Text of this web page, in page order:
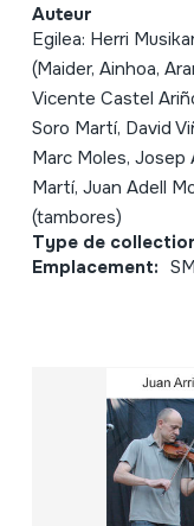
Auteur
Egilea: Herri
(Maider, Ainhoa,
Vicente Castel
Soro Martí, David
Marc Moles, Josep
Martí, Juan Adell
(tambores)
Type de
Emplacement: